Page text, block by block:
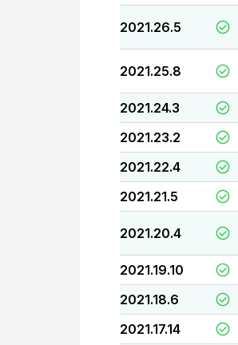
2021.26.5
2021.25.8
2021.24.3
2021.23.2
2021.22.4
2021.21.5
2021.20.4
2021.19.10
2021.18.6
2021.17.14